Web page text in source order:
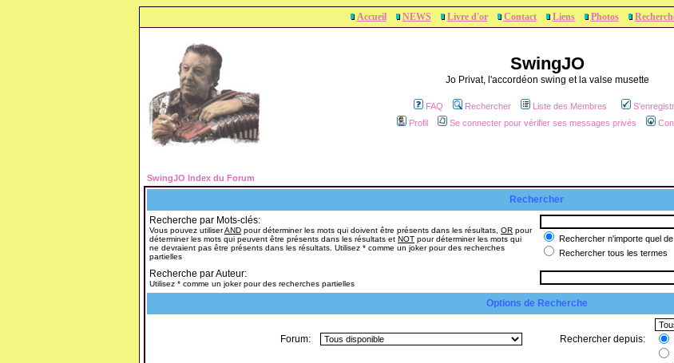
Accueil NEWS Livre d'or Contact Liens Photos
SwingJO
Jo Privat, l'accordéon swing et la valse musette
FAQ Rechercher Liste des Membres
Profil
Se connecter pour vérifier ses messages privés
SwingJO Index du Forum
Rechercher
Recherche par Mots-clés:
Vous pouvez utiliserAND pour déterminer les mots qui doivent être présents dans les résultats, OR pour
déterminer les mots qui peuvent être présents dans les résultats et NOT pour déterminer les mots qui
ne devraient pas être présents dans les résultats. Utilisez * comme un joker pour des recherches
partielles
Rechercher n'importe quel
Rechercher tous les termes
Recherche par Auteur:
Utilisez * comme un joker pour des recherches partielles
Options de Recherche
Forum: Rechercher depuis: